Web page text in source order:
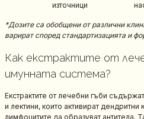
източници
*Дозите са обобщени от различни
варират според стандартизацията и
Как екстрактите от
имунната система?
Екстрактите от лечебни гъби
и лектини, които активират дендритни
лимфоцитите да образуват антитела.